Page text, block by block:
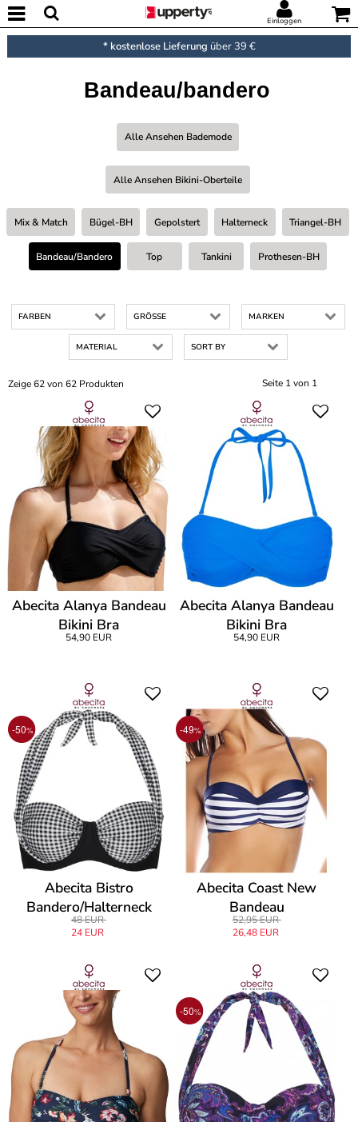
Einloggen
* kostenlose Lieferung über 39 €
Bandeau/bandero
Alle Ansehen Bademode
Alle Ansehen Bikini-Oberteile
Mix & Match Bügel-BH Gepolstert Halterneck Triangel-BH
Bandeau/bandero Top Tankini Prothesen-BH
FARBEN GRÖSSE MARKEN
MATERIAL SORT BY
Seite 1 von 1
Zeige 62 von 62 Produkten
Abecita Alanya Bandeau
Bikini Bra
54,90 EUR
Abecita Alanya Bandeau
Bikini Bra
54,90 EUR
-50%
Abecita Bistro
Bandero/Halterneck
48 EUR
24 EUR
-49%
Abecita Coast New
Bandeau
52,95 EUR
26,48 EUR
-50%